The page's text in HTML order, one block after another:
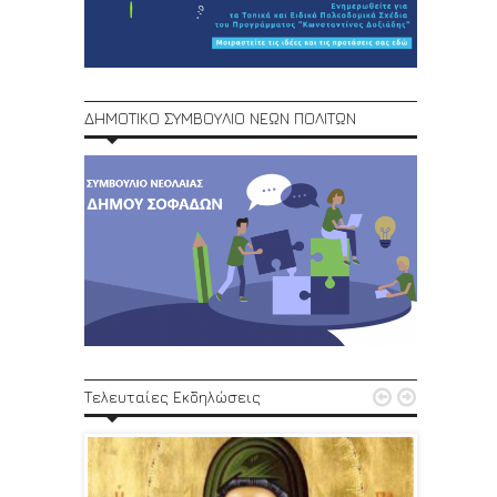
ΔΗΜΟΤΙΚΟ ΣΥΜΒΟΥΛΙΟ ΝΕΩΝ ΠΟΛΙΤΩΝ
Τελευταίες Εκδηλώσεις  